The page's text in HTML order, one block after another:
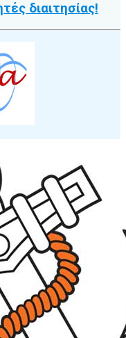
διαιτησίας!